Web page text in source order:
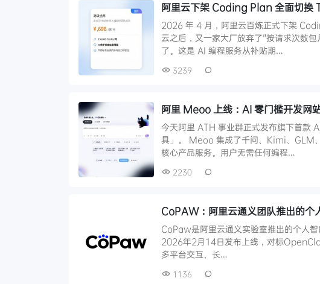
阿里云下架 Coding Plan 全面切换
2026 年 4 月，阿里云百炼正式下架
云之后，又一家大厂放弃了"按请求次数
了。这是 AI 编程服务从补贴期…
3239
阿里 Meoo 上线：AI 零门槛开发网
今天阿里 ATH 事业群正式发布旗下首款
具」。 Meoo 集成了千问、Kimi、GLM
核心产品服务。用户无需任何编程…
2230
CoPAW：阿里云通义团队推出的个
CoPaw是阿里云通义实验室推出的个
2026年2月14日发布上线，对标
多平台交互、长…
1136